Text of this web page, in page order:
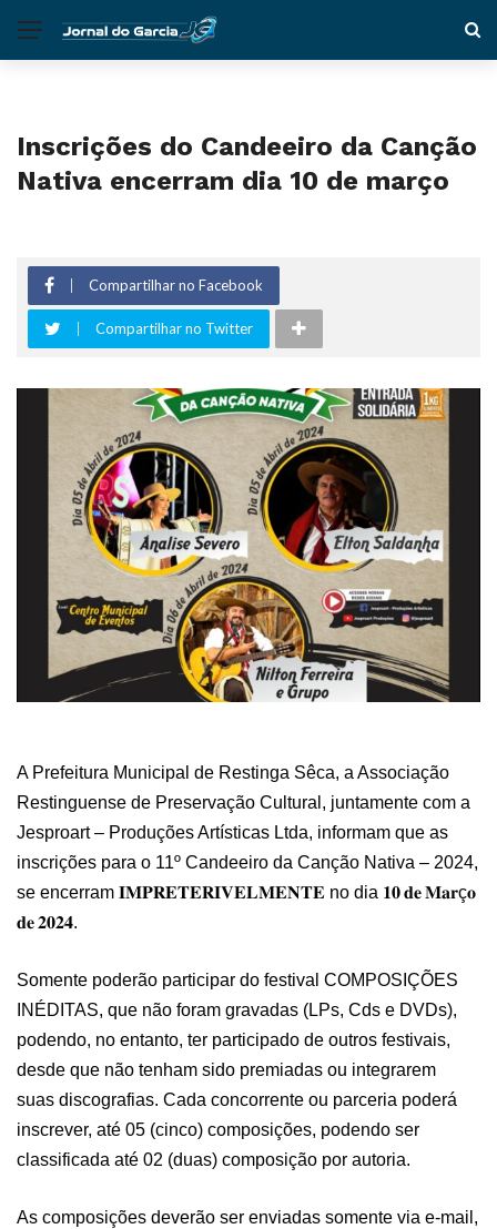
Inscrições do Candeeiro da Canção
Nativa encerram dia 10 de março
Compartilhar no Facebook
Compartilhar no Twitter
A Prefeitura Municipal de Restinga Sêca, a Associação
Restinguense de Preservação Cultural, juntamente com a
Jesproart – Produções Artísticas Ltda, informam que as
inscrições para o 11º Candeeiro da Canção Nativa – 2024,
se encerram 𝐈𝐌𝐏𝐑𝐄𝐓𝐄𝐑𝐈𝐕𝐄𝐋𝐌𝐄𝐍𝐓𝐄 no dia 𝟏𝟎𝐝𝐞𝐌𝐚𝐫ç𝐨
𝐝𝐞𝟐𝟎𝟐𝟒.
Somente poderão participar do festival COMPOSIÇÕES
INÉDITAS, que não foram gravadas (LPs, Cds e DVDs),
podendo, no entanto, ter participado de outros festivais,
desde que não tenham sido premiadas ou integrarem
suas discografias. Cada concorrente ou parceria poderá
inscrever, até 05 (cinco) composições, podendo ser
classificada até 02 (duas) composição por autoria.
As composições deverão ser enviadas somente via e-mail,